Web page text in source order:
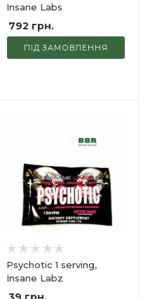
Insane Labs
792 грн.
ПІД ЗАМОВЛЕННЯ
Psychotic 1 serving,
Insane Labz